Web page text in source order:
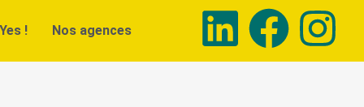
! Nos agences